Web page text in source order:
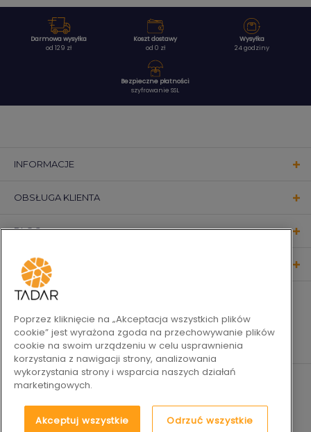
Darmowa wysyłka
od 129 zł
Koszt dostawy
od 0 zł
Wysyłka
24 godziny
Bezpieczne płatności
szyfrowanie SSL
INFORMACJE
OBSŁUGA KLIENTA
BLOG
KONTAKT
Poprzez kliknięcie na „Akceptacja wszystkich plików
cookie” jest wyrażona zgoda na przechowywanie plików
cookie na swoim urządzeniu w celu usprawnienia
korzystania z nawigacji strony, analizowania
wykorzystania strony i wsparcia naszych działań
marketingowych.
Akceptuj wszystkie Odrzuć wszystkie